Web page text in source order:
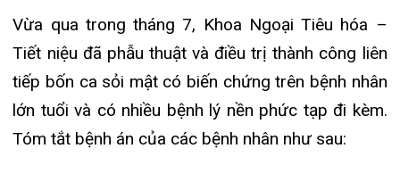
Bệnh viện đa khoa Quốc tế Hải Phòng. Bệnh nhân
được hội chẩn 3 khoa Ngoai Tiêu hóa- Tiết niệu,
khoa Nội và Gây mê hồi sức. Bệnh nhân được hồi
sức và điều trị trước mổ 6 ngày và được xếp lịch
mổ phiên ngày 31-7-2020. Mở ống mật chủ lấy